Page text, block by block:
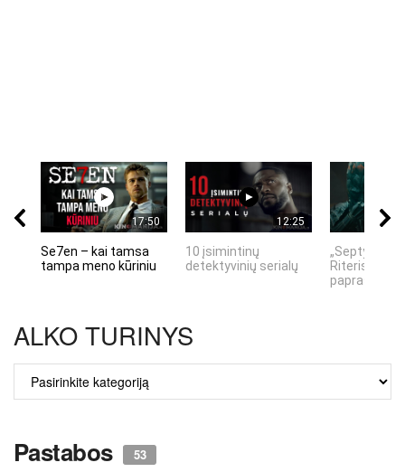
17:50
Se7en – kai tamsa
tampa meno kūriniu
12:25
10 įsimintinų
detektyvinių serialų
„Septynių
Riteris" – kai
ALKO TURINYS
ALKO
TURINYS
Pastabos 53